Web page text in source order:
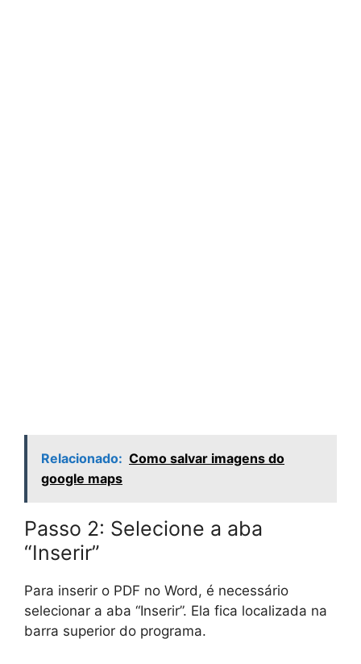
Relacionado: Como salvar imagens do
google maps
Passo 2: Selecione a aba
“Inserir”
Para inserir o PDF no Word, é necessário
selecionar a aba “Inserir”. Ela fica localizada na
barra superior do programa.